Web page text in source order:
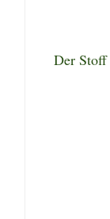
Der Stoff